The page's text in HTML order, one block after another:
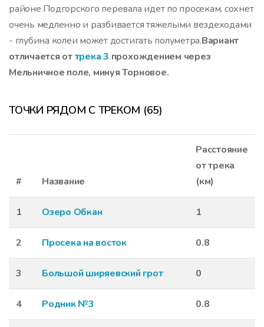
районе Подгорского перевала идет по просекам, сохнет
очень медленно и разбивается тяжелыми вездеходами
- глубина колеи может достигать полуметра.Вариант
отличается оттрека 3 прохождением через
Мельничное поле, минуя Торновое.
ТОЧКИ РЯДОМ С ТРЕКОМ (65)
# Название
Расстояние
от трека
(км)
1 Озеро Обкан 1
2 Просека на восток 0.8
3 Большой ширяевский грот 0
4 Родник №3 0.8